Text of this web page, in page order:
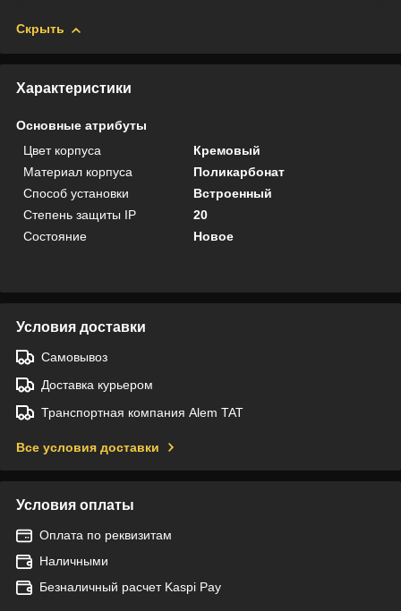
Скрыть
Характеристики
Основные атрибуты
Цвет корпуса
Кремовый
Материал корпуса
Поликарбонат
Способ установки
Встроенный
Степень защиты IP
20
Состояние
Новое
Условия доставки
Самовывоз
Доставка курьером
Транспортная компания Alem TAT
Все условия доставки
Условия оплаты
Оплата по реквизитам
Наличными
Безналичный расчет Kaspi Pay